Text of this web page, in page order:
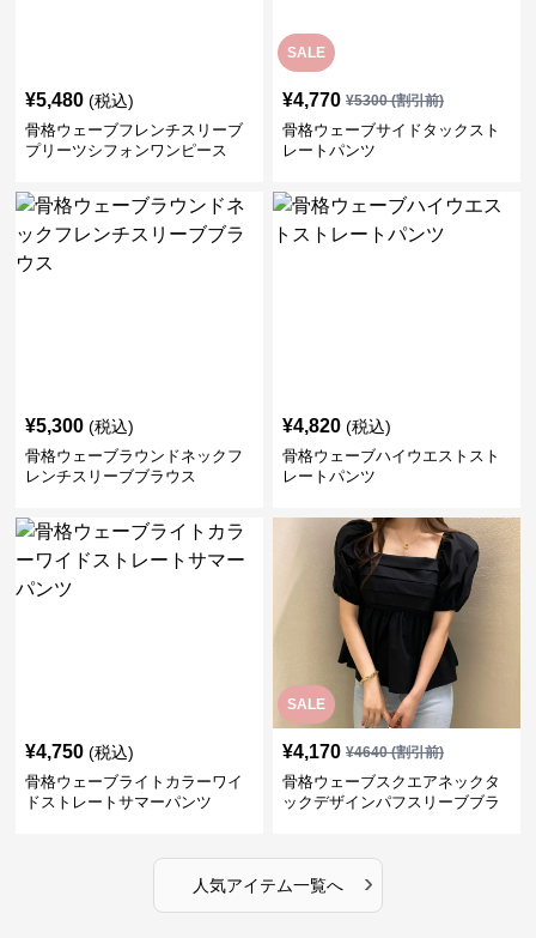
¥5,480 (税込)
骨格ウェーブフレンチスリーブ
プリーツシフォンワンピース
SALE
¥4,770 ¥5300(割引前)
骨格ウェーブサイドタックスト
レートパンツ
¥5,300 (税込)
骨格ウェーブラウンドネックフ
レンチスリーブブラウス
¥4,820 (税込)
骨格ウェーブハイウエストスト
レートパンツ
¥4,750 (税込)
骨格ウェーブライトカラーワイ
ドストレートサマーパンツ
SALE
¥4,170 ¥4640(割引前)
骨格ウェーブスクエアネックタ
ックデザインパフスリーブブラ
人気アイテム一覧へ ›